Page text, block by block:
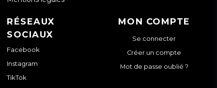
RÉSEAUX
SOCIAUX
Facebook
Instagram
TikTok
MON COMPTE
Se connecter
Créer un compte
Mot de passe oublié ?